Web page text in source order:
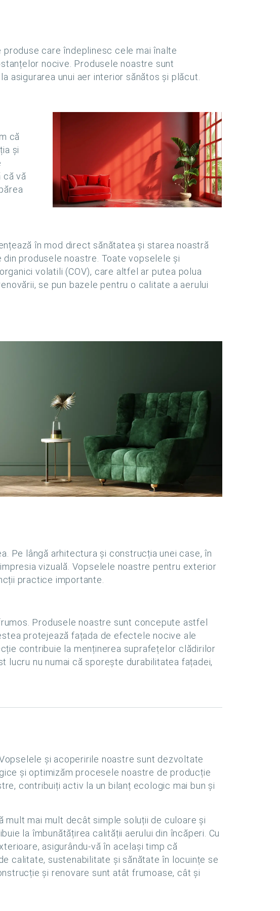
care îndeplinesc cele mai înalte
nocive. Produsele noastre sunt
asigurarea unui aer interior sănătos și plăcut.
că
și
că vă
în mod direct sănătatea și starea noastră
produsele noastre. Toate vopselele și
volatili (COV), care altfel ar putea polua
se pun bazele pentru o calitate a aerului
Pe lângă arhitectura și construcția unei case, în
vizuală. Vopselele noastre pentru exterior
practice importante.
Produsele noastre sunt concepute astfel
protejează fațada de efectele nocive ale
contribuie la menținerea suprafețelor clădirilor
lucru nu numai că sporește durabilitatea fațadei,
și acoperirile noastre sunt dezvoltate
și optimizăm procesele noastre de producție
contribuiți activ la un bilanț ecologic mai bun și
mai mult decât simple soluții de culoare și
la îmbunătățirea calității aerului din încăperi. Cu
asigurându-vă în același timp că
calitate, sustenabilitate și sănătate în locuințe se
și renovare sunt atât frumoase, cât și